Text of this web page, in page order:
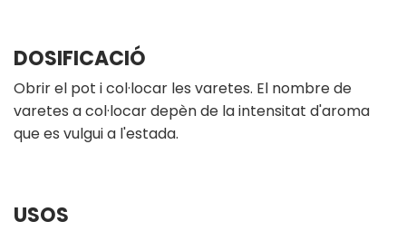
DOSIFICACIÓ
Obrir el pot i col·locar les varetes. El nombre de
varetes a col·locar depèn de la intensitat d'aroma
que es vulgui a l'estada.
USOS